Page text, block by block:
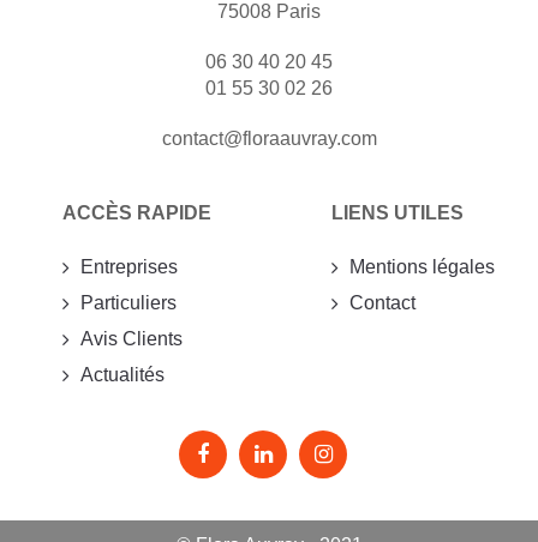
75008 Paris
06 30 40 20 45
01 55 30 02 26
contact@floraauvray.com
ACCÈS RAPIDE
Entreprises
Particuliers
Avis Clients
Actualités
LIENS UTILES
Mentions légales
Contact